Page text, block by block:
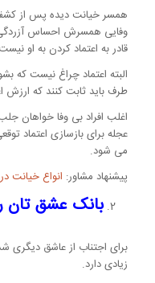
همسر خیانت دیده پس از کشف
وفایی همسرش احساس
قادر به اعتماد کردن به او
البته اعتماد چراغ نیست که
طرف باید ثابت کنند که ارزش
اغلب افراد بی وفا خواهان
عجله برای بازسازی اعتماد
می شود.
پیشنهاد مشاور: انواع خیانت
بانک عشق تان
برای اجتناب از عاشق
زیادی دارد.